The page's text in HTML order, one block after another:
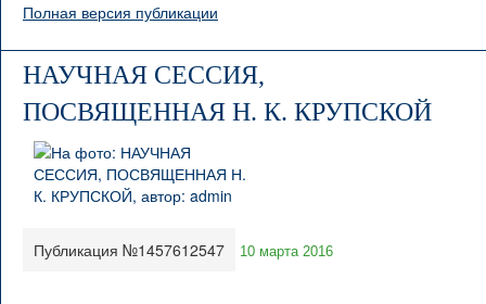
Полная версия публикации
НАУЧНАЯ СЕССИЯ,
ПОСВЯЩЕННАЯ Н. К. КРУПСКОЙ
Публикация №1457612547 10 марта 2016